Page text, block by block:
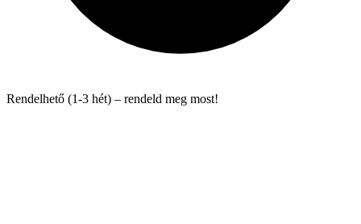
Rendelhető (1-3 hét) – rendeld meg most!